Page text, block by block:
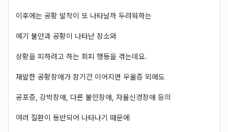
이후에는 공황 발작이 또 나타날까 두려워하는
예기 불안과 공황이 나타난 장소와
상황을 피하려고 하는 회피 행동을 겪는데요.
재발한 공황장애가 장기간 이어지면 우울증 외에도
공포증, 강박장애, 다른 불안장애, 자율신경장애 등의
여러 질환이 동반되어 나타나기 때문에